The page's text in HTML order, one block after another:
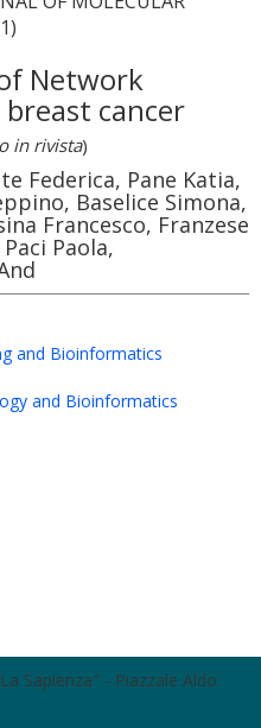
Network
cancer
in rivista)
Federica, Pane Katia,
Baselice Simona,
Francesco, Franzese
Paola,
and Bioinformatics
and Bioinformatics
Sapienza" - Piazzale Aldo